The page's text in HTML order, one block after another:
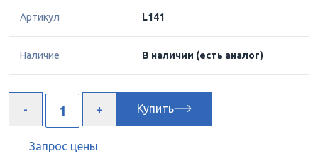
Артикул L141
Наличие В наличии (есть аналог)
Купить
Запрос цены